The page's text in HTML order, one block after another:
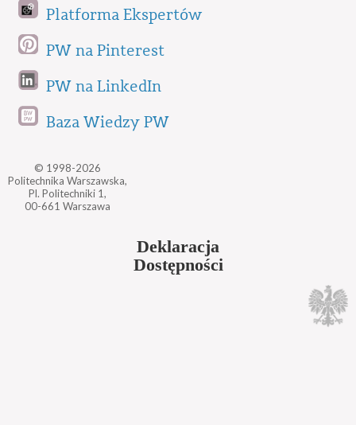
Platforma Ekspertów
PW na Pinterest
PW na LinkedIn
Baza Wiedzy PW
© 1998-2026
Politechnika Warszawska,
Pl. Politechniki 1,
00-661 Warszawa
Deklaracja
Dostępności